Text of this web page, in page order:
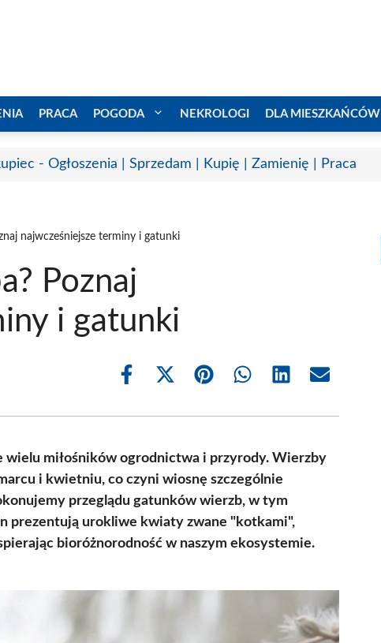
PRACA POGODA NEKROLOGI DLA MIESZKAŃCÓW
- Ogłoszenia | Sprzedam | Kupię | Zamienię | Praca
najwcześniejsze terminy i gatunki
Poznaj
i gatunki
Share
Share
(Twitter)
Share Share Share Share
miłośników ogrodnictwa i przyrody. Wierzby
i kwietniu, co czyni wiosnę szczególnie
przeglądu gatunków wierzb, w tym
prezentują urokliwe kwiaty zwane "kotkami",
bioróżnorodność w naszym ekosystemie.